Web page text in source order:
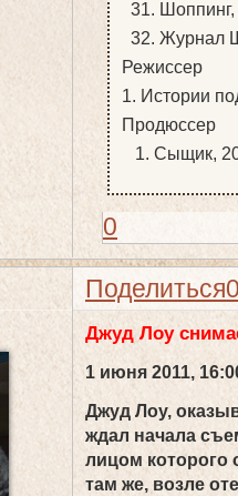
31.
32. Журнал
Режиссер
1. Истории
Продюссер
1. Сыщик,
0
Поделиться
Джуд Лоу
1 июня 2011,
Джуд Лоу,
ждал начала
лицом которого
там же, возле